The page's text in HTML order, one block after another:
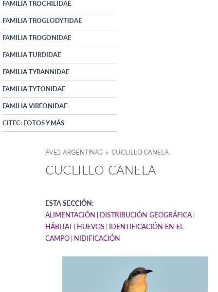
FAMILIA TROCHILIDAE
FAMILIA TROGLODYTIDAE
FAMILIA TROGONIDAE
FAMILIA TURDIDAE
FAMILIA TYRANNIDAE
FAMILIA TYTONIDAE
FAMILIA VIREONIDAE
CITEC: FOTOS Y MÁS
AVES ARGENTINAS » CUCLILLO CANELA
CUCLILLO CANELA
ESTA SECCIÓN:
ALIMENTACIÓN
DISTRIBUCIÓN GEOGRÁFICA
HÁBITAT HUEVOS
IDENTIFICACIÓN EN EL
CAMPO NIDIFICACIÓN